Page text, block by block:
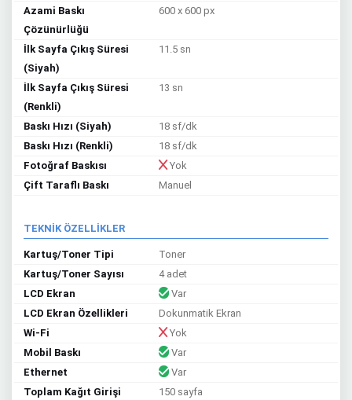
Azami Baskı
Çözünürlüğü
600 x 600 px
İlk Sayfa Çıkış Süresi
(Siyah)
11.5 sn
İlk Sayfa Çıkış Süresi
(Renkli)
13 sn
Baskı Hızı (Siyah)
18 sf/dk
Baskı Hızı (Renkli)
18 sf/dk
Fotoğraf Baskısı
Yok
Çift Taraflı Baskı
Manuel
TEKNİK ÖZELLİKLER
Kartuş/Toner Tipi
Toner
Kartuş/Toner Sayısı
4 adet
LCD Ekran
Var
LCD Ekran Özellikleri
Dokunmatik Ekran
Wi-Fi
Yok
Mobil Baskı
Var
Ethernet
Var
Toplam Kağıt Girişi
150 sayfa